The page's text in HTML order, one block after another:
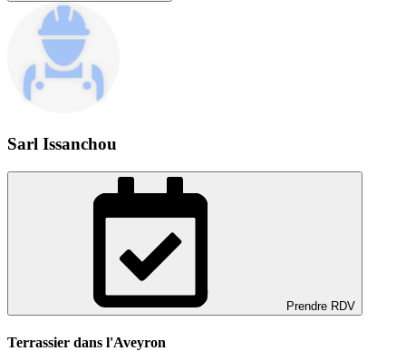
Sarl Issanchou
Prendre RDV
Terrassier dans l'Aveyron